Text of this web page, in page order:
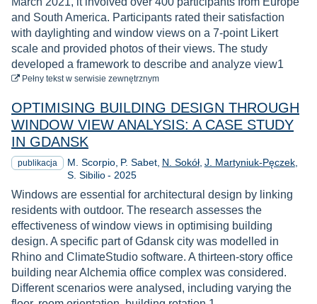
and South America. Participants rated their satisfaction
with daylighting and window views on a 7-point Likert
scale and provided photos of their views. The study
developed a framework to describe and analyze view1
Pełny tekstdo pobrania
w serwisie zewnętrznym
OPTIMISING BUILDING DESIGN THROUGH
WINDOW VIEW ANALYSIS: A CASE STUDY
IN GDANSK
publikacja M. Scorpio P. Sabet N. Sokół J. Martyniuk-Pęczek
S. Sibilio - Rok
2025
Windows are essential for architectural design by linking
residents with outdoor. The research assesses the
effectiveness of window views in optimising building
design. A specific part of Gdansk city was modelled in
Rhino and ClimateStudio software. A thirteen-story office
building near Alchemia office complex was considered.
Different scenarios were analysed, including varying the